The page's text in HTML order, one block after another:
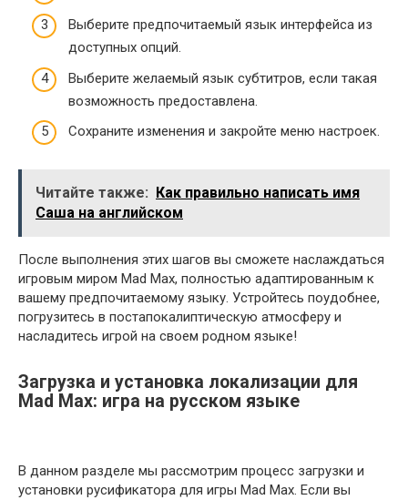
Выберите предпочитаемый язык интерфейса из
доступных опций.
Выберите желаемый язык субтитров, если такая
возможность предоставлена.
Сохраните изменения и закройте меню настроек.
Читайте также:
Как правильно написать имя
Саша на английском
После выполнения этих шагов вы сможете наслаждаться
игровым миром Mad Max, полностью адаптированным к
вашему предпочитаемому языку. Устройтесь поудобнее,
погрузитесь в постапокалиптическую атмосферу и
насладитесь игрой на своем родном языке!
Загрузка и установка локализации для
Mad Max: игра на русском языке
В данном разделе мы рассмотрим процесс загрузки и
установки русификатора для игры Mad Max. Если вы